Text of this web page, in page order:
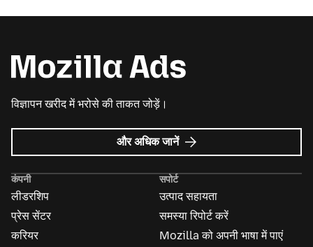
विज्ञापन खरीद में भरोसे की ताकत जोड़ें।
Mozilla
विज्ञापन
और अधिक जानें
कंपनी
लीडरशिप
प्रेस सेंटर
करियर
सपोर्ट
उत्पाद सहायता
समस्या रिपोर्ट करें
Mozilla को अपनी भाषा में पाएं